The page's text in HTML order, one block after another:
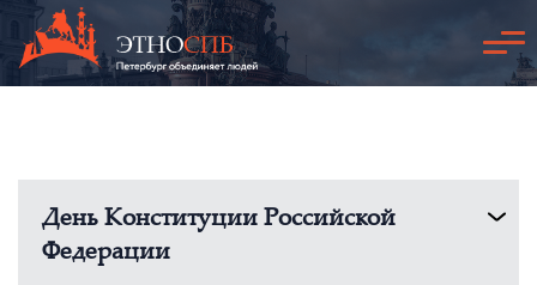
День Конституции Российской
Федерации